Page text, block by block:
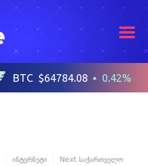
ინტერნეტი Next საქართველო